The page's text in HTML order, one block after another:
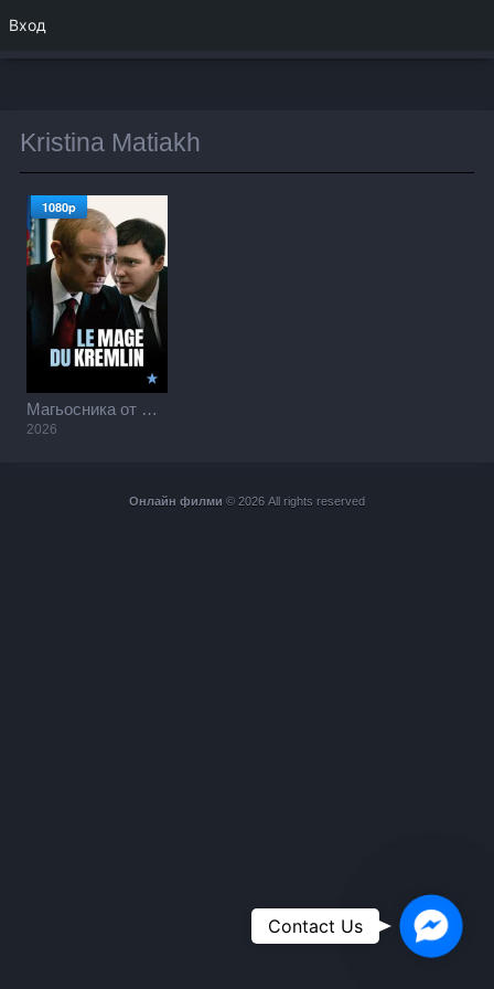
Kristina Matiakh
Магьосника от Кремъл / The Wizard of the Kremlin (2026)
2026
1080p
Онлайн филми © 2026 All rights reserved
Вход
Contact Us